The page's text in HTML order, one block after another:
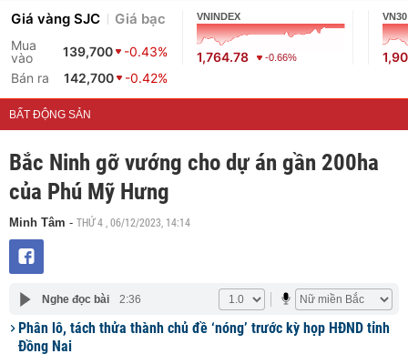
Giá vàng SJC Giá bạc
Mua
vào
139,700
-0.43%
Bán ra
142,700 -0.42%
VNINDEX
1,764.78 -0.66%
VN30
BẤT ĐỘNG SẢN
Bắc Ninh gỡ vướng cho dự án gần 200ha
của Phú Mỹ Hưng
Minh Tâm - THỨ 4 , 06/12/2023, 14:14
Nghe đọc bài 2:36
Phân lô, tách thửa thành chủ đề ‘nóng’ trước kỳ họp HĐND tỉnh
Đồng Nai